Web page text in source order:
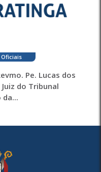
Pe. Lucas dos
do Tribunal
da...